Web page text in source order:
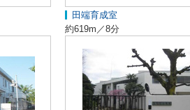
田端育成室
約619m／8分